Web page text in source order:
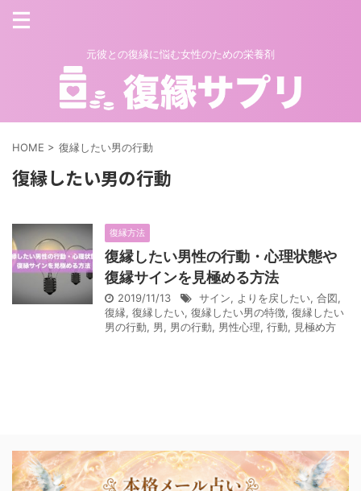
元彼との復縁に悩む女性のための栄養剤
HOME > 復縁したい男の行動
復縁したい男の行動
復縁方法
復縁したい男性の行動・心理状態や
復縁サインを見極める方法
2019/11/13 サイン, よりを戻したい, 合図,
復縁, 復縁したい, 復縁したい男の特徴, 復縁したい
男の行動, 男, 男の行動, 男性心理, 行動, 見極め方